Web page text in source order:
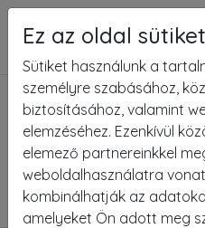
404 - az
található
Az Ön által keresett oldal
ellenőrizze az URL címet!
Ez az oldal
Sütiket használunk a
személyre szabásához,
biztosításához, valamint
elemzéséhez. Ezenkívül
elemező partnereinkkel
weboldalhasználatra
kombinálhatják az
amelyeket Ön adott meg